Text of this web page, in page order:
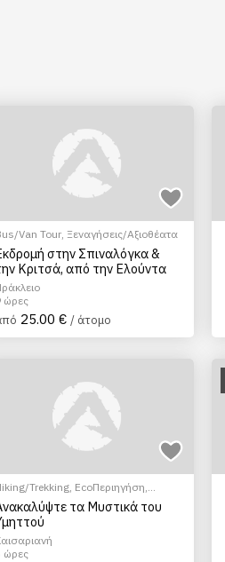
Van Tour, Ξεναγήσεις/Αξιοθέατα
στην Σπιναλόγκα &
Κριτσά, από την Ελούντα
ώρες
25.00 € / άτομο
Trekking, EcoΠεριηγήση,
Αξιοθέατα
Πολιτιστικά -
τα Μυστικά του
ώρες